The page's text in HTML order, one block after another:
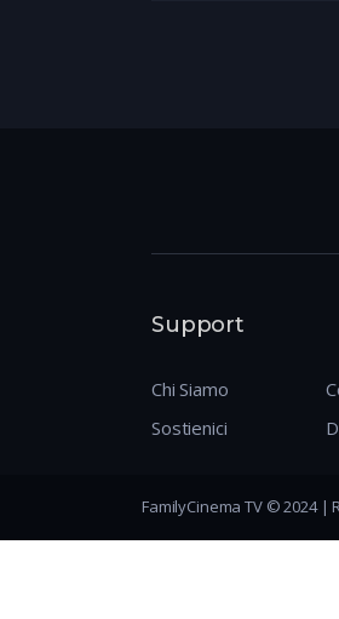
Support
Chi Siamo
Sostienici
FamilyCinema TV © 2024 |